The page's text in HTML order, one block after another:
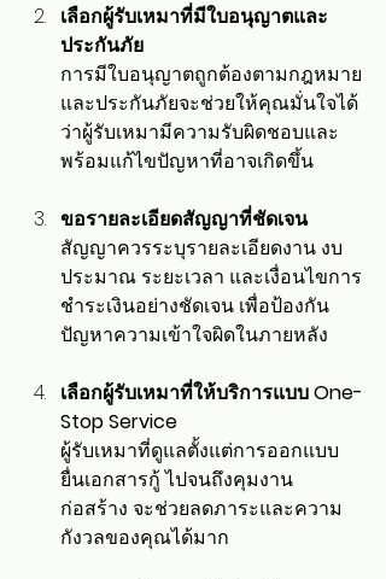
เลือกผู้รับเหมาที่มีใบอนุญาตและ
ประกันภัย
การมีใบอนุญาตถูกต้องตามกฎหมาย
และประกันภัยจะช่วยให้คุณมั่นใจได้
ว่าผู้รับเหมามีความรับผิดชอบและ
พร้อมแก้ไขปัญหาที่อาจเกิดขึ้น
ขอรายละเอียดสัญญาที่ชัดเจน
สัญญาควรระบุรายละเอียดงาน งบ
ประมาณ ระยะเวลา และเงื่อนไขการ
ชำระเงินอย่างชัดเจน เพื่อป้องกัน
ปัญหาความเข้าใจผิดในภายหลัง
เลือกผู้รับเหมาที่ให้บริการแบบ One-
Stop Service
ผู้รับเหมาที่ดูแลตั้งแต่การออกแบบ
ยื่นเอกสารกู้ ไปจนถึงคุมงาน
ก่อสร้าง จะช่วยลดภาระและความ
กังวลของคุณได้มาก